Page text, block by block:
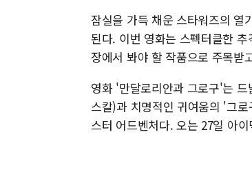
잠실을 가득 채운 스타워즈의
된다. 이번 영화는 스펙터클한
장에서 봐야 할 작품으로 주목받
영화 '만달로리안과 그로구'는
스칼)과 치명적인 귀여움의 '그
스터 어드벤처다. 오는 27일 아